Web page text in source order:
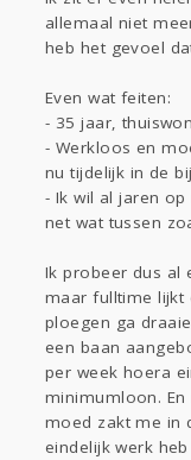
Gevraagd
allemaal niet
heb het gevoel
Even wat feiten:
- 35 jaar,
- Werkloos en
nu tijdelijk in de
- Ik wil al jaren
net wat tussen
Ik probeer dus al
maar fulltime lijkt
ploegen ga
een baan
per week hoera
minimumloon.
moed zakt me in
eindelijk werk